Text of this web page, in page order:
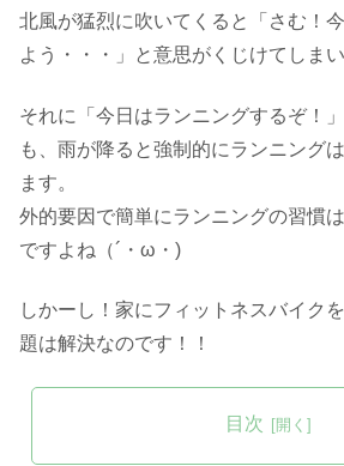
北風が猛烈に吹いてくると「さむ！
よう・・・」と意思がくじけてしまい
それに「今日はランニングするぞ！
も、雨が降ると強制的にランニング
ます。
外的要因で簡単にランニングの習慣
ですよね（´・ω・)
しかーし！家にフィットネスバイク
題は解決なのです！！
目次